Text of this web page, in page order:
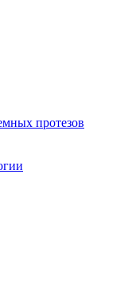
протезов